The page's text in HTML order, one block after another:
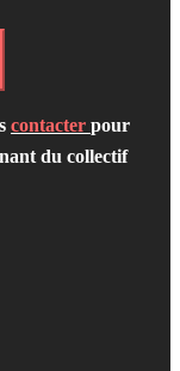
contacter pour
du collectif